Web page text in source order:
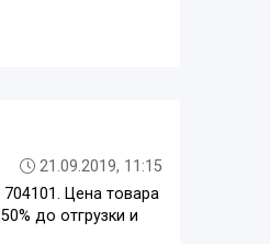
21.09.2019, 11:15
Цена товара
до отгрузки и